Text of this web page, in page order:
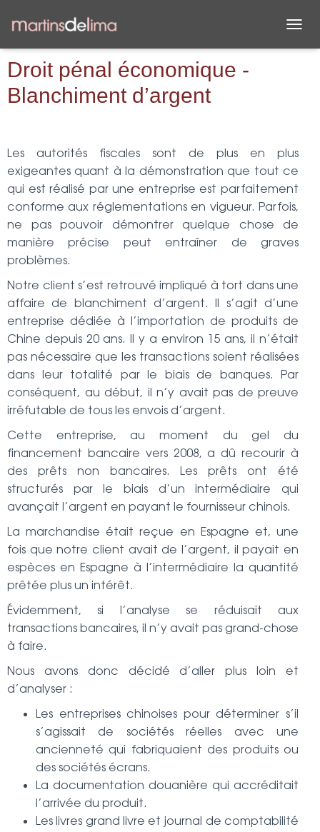
É
N
A
V
G
A
T
Droit pénal économique -
Blanchiment d’argent
Les autorités fiscales sont de plus en plus
exigeantes quant à la démonstration que tout ce
qui est réalisé par une entreprise est parfaitement
conforme aux réglementations en vigueur. Parfois,
ne pas pouvoir démontrer quelque chose de
manière précise peut entraîner de graves
problèmes.
Notre client s’est retrouvé impliqué à tort dans une
affaire de blanchiment d’argent. Il s’agit d’une
entreprise dédiée à l’importation de produits de
Chine depuis 20 ans. Il y a environ 15 ans, il n’était
pas nécessaire que les transactions soient réalisées
dans leur totalité par le biais de banques. Par
conséquent, au début, il n’y avait pas de preuve
irréfutable de tous les envois d’argent.
Cette entreprise, au moment du gel du
financement bancaire vers 2008, a dû recourir à
des prêts non bancaires. Les prêts ont été
structurés par le biais d’un intermédiaire qui
avançait l’argent en payant le fournisseur chinois.
La marchandise était reçue en Espagne et, une
fois que notre client avait de l’argent, il payait en
espèces en Espagne à l’intermédiaire la quantité
prêtée plus un intérêt.
Évidemment, si l’analyse se réduisait aux
transactions bancaires, il n’y avait pas grand-chose
à faire.
Nous avons donc décidé d’aller plus loin et
d’analyser :
Les entreprises chinoises pour déterminer s’il
s’agissait de sociétés réelles avec une
ancienneté qui fabriquaient des produits ou
des sociétés écrans.
La documentation douanière qui accréditait
l’arrivée du produit.
Les livres grand livre et journal de comptabilité